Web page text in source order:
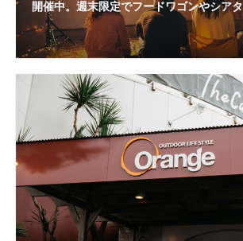
開催中。週末限定でフードワゴンやシア
ショップも